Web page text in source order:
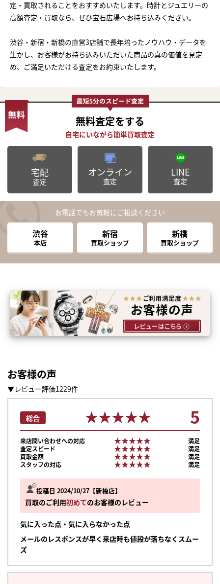
定・買取されることをおすすめいたします。時計とジュエリーの
高額査定・買取なら、ぜひ宝石広場へお持ち込みください。
渋谷・新宿・新橋の直営3店舗で長年培ったノウハウ・データを
生かし、お客様がお持ち込みいただいた商品の真の価値を見定
め、ご満足いただける査定をお約束いたします。
無料査定をする
宅配
査定
オンライン
査定
LINE
査定
お電話でもお気軽にご相談ください
渋谷
本店
新宿
買取ショップ
新橋
買取ショップ
お客様の声
▼レビュー評価1229件
投稿日 2024/10/27 新橋店
買取のご利用初めてのお客様のレビュー
気に入った点・気に入らなかった点
メールのレスポンスが早く来店時も値段が落ちなくスムー
ズ
総合 ★★★★★
★★★★★ 5
来店問い合わせへの対応 ★★★★★
★★★★★
満足
査定スピード
★★★★★
★★★★★
満足
買取金額
★★★★★
★★★★★
満足
スタッフの対応
★★★★★
★★★★★ 満足